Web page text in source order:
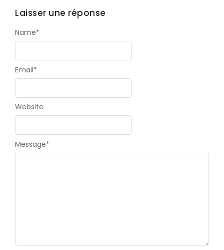
Laisser une réponse
Message*
Name*
Email*
Website